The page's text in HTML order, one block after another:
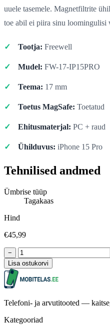
uuele tasemele. Magnetfiltrite
toe abil ei piira sinu loomingulisi
Tootja: Freewell
Mudel: FW-17-IP15PRO
Teema: 17 mm
Toetus MagSafe: Toetatud
Ehitusmaterjal: PC + raud
Ühilduvus: iPhone 15 Pro
Tehnilised andmed
Ümbrise tüüp
Tagakaas
Hind
€45,99
−
Lisa ostukorvi
Telefoni- ja arvutitooted —
Kategooriad